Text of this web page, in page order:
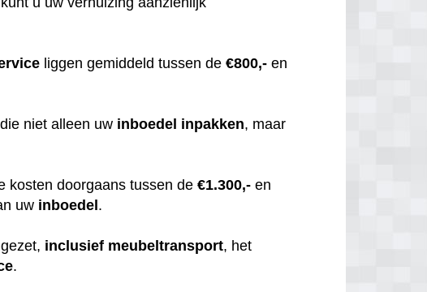
liggen gemiddeld tussen de€800,- en
die niet alleen uw inboedel inpakken, maar
kosten doorgaans tussen de€1.300,- en
uw inboedel .
inclusief meubeltransport, het
.